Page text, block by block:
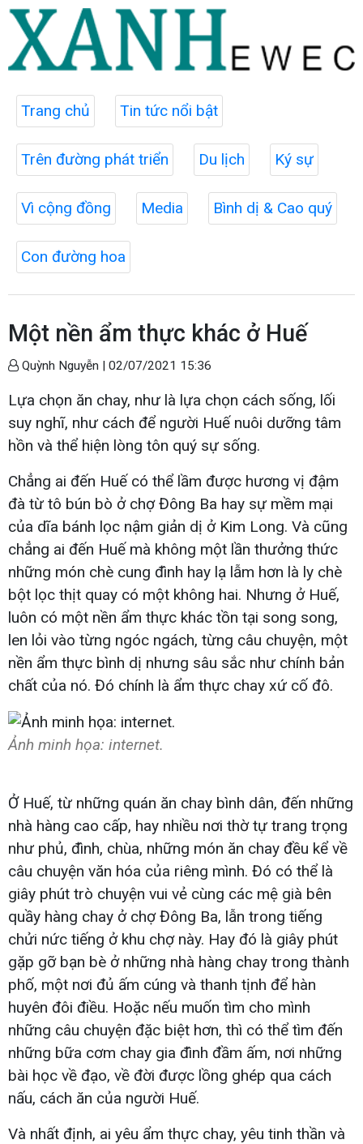
Trang chủ Tin tức nổi bật
Trên đường phát triển Du lịch Ký sự
Vì cộng đồng Media Bình dị & Cao quý
Con đường hoa
Một nền ẩm thực khác ở Huế
Quỳnh Nguyễn | 02/07/2021 15:36
Lựa chọn ăn chay, như là lựa chọn cách sống, lối
suy nghĩ, như cách để người Huế nuôi dưỡng tâm
hồn và thể hiện lòng tôn quý sự sống.
Chẳng ai đến Huế có thể lầm được hương vị đậm
đà từ tô bún bò ở chợ Đông Ba hay sự mềm mại
của dĩa bánh lọc nậm giản dị ở Kim Long. Và cũng
chẳng ai đến Huế mà không một lần thưởng thức
những món chè cung đình hay lạ lẫm hơn là ly chè
bột lọc thịt quay có một không hai. Nhưng ở Huế,
luôn có một nền ẩm thực khác tồn tại song song,
len lỏi vào từng ngóc ngách, từng câu chuyện, một
nền ẩm thực bình dị nhưng sâu sắc như chính bản
chất của nó. Đó chính là ẩm thực chay xứ cố đô.
Ảnh minh họa: internet.
Ở Huế, từ những quán ăn chay bình dân, đến những
nhà hàng cao cấp, hay nhiều nơi thờ tự trang trọng
như phủ, đình, chùa, những món ăn chay đều kể về
câu chuyện văn hóa của riêng mình. Đó có thể là
giây phút trò chuyện vui vẻ cùng các mệ già bên
quầy hàng chay ở chợ Đông Ba, lẫn trong tiếng
chửi nức tiếng ở khu chợ này. Hay đó là giây phút
gặp gỡ bạn bè ở những nhà hàng chay trong thành
phố, một nơi đủ ấm cúng và thanh tịnh để hàn
huyên đôi điều. Hoặc nếu muốn tìm cho mình
những câu chuyện đặc biệt hơn, thì có thể tìm đến
những bữa cơm chay gia đình đầm ấm, nơi những
bài học về đạo, về đời được lồng ghép qua cách
nấu, cách ăn của người Huế.
Và nhất định, ai yêu ẩm thực chay, yêu tinh thần và